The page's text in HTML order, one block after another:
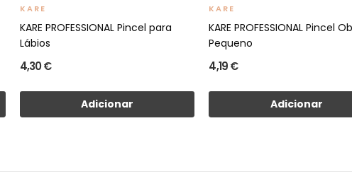
KARE
KARE PROFESSIONAL Pincel para
Lábios
4,30 €
Adicionar
KARE
KARE PROFESSIONAL Pincel
Pequeno
4,19 €
Adicionar